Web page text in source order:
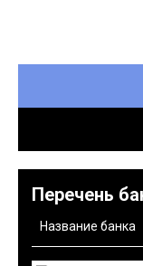
Перечень
Название банка